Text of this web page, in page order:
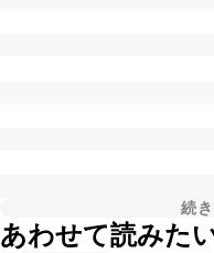
続
あわせて読みた